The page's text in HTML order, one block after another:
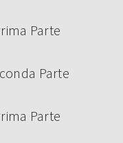
Parte
Parte
Parte